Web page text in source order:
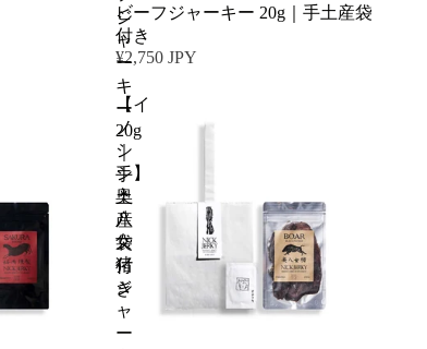
ジ
ャ
ー
キ
ー
20g
｜
手
土
産
袋
付
き
ビーフジャーキー 20g｜手土産袋
付き
¥2,750 JPY
【イ
ノ
シ
シ】
奥
八
女
猪
ジ
ャ
ー